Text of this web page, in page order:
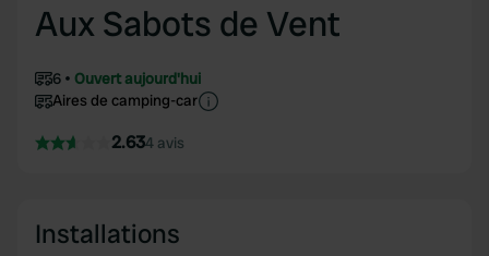
Aux Sabots de Vent
6
Ouvert aujourd'hui
Aires de camping-car
2.634 avis
Installations